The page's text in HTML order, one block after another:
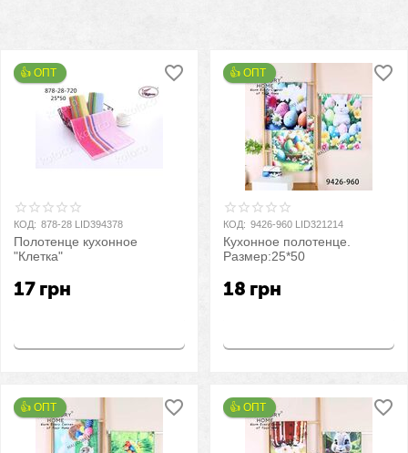
👍 ОПТ
КОД: 878-28 LID394378
Полотенце кухонное
"Клетка"
17 грн
👍 ОПТ
КОД: 9426-960 LID321214
Кухонное полотенце.
Размер:25*50
18 грн
👍 ОПТ 👍 ОПТ